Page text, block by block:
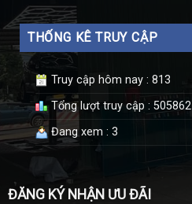
THỐNG KÊ TRUY CẬP
Truy cập hôm nay : 813
Tổng lượt truy cập : 505862
Đang xem : 3
ĐĂNG KÝ NHẬN ƯU ĐÃI